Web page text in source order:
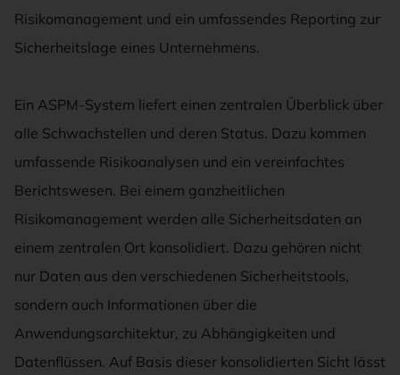
Risikomanagement und ein umfassendes Reporting zur
Sicherheitslage eines Unternehmens.
Ein ASPM-System liefert einen zentralen Überblick über
alle Schwachstellen und deren Status. Dazu kommen
umfassende Risikoanalysen und ein vereinfachtes
Berichtswesen. Bei einem ganzheitlichen
Risikomanagement werden alle Sicherheitsdaten an
einem zentralen Ort konsolidiert. Dazu gehören nicht
nur Daten aus den verschiedenen Sicherheitstools,
sondern auch Informationen über die
Anwendungsarchitektur, zu Abhängigkeiten und
Datenflüssen. Auf Basis dieser konsolidierten Sicht lässt